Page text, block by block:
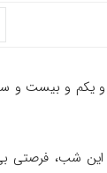
و بیست و
شب، فرصتی